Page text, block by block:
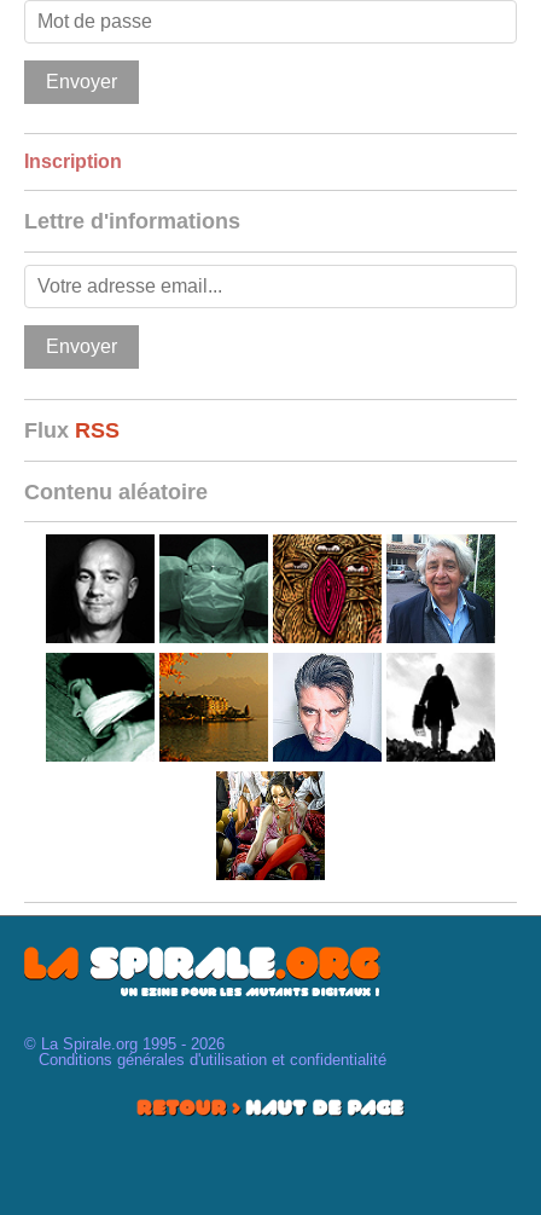
Inscription
Lettre d'informations
Flux RSS
Contenu aléatoire
© La Spirale.org 1995 - 2026
Conditions générales d'utilisation et confidentialité